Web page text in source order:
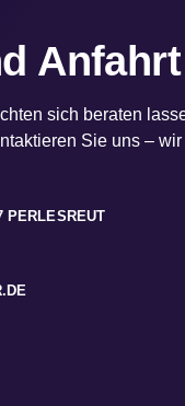
Anfahrt
sich beraten
Sie uns –
PERLESREUT